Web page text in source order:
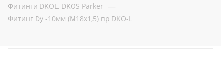
Фитинги DKOL, DKOS Parker —
Фитинг Dу -10мм (М18х1,5) пр DKO-L